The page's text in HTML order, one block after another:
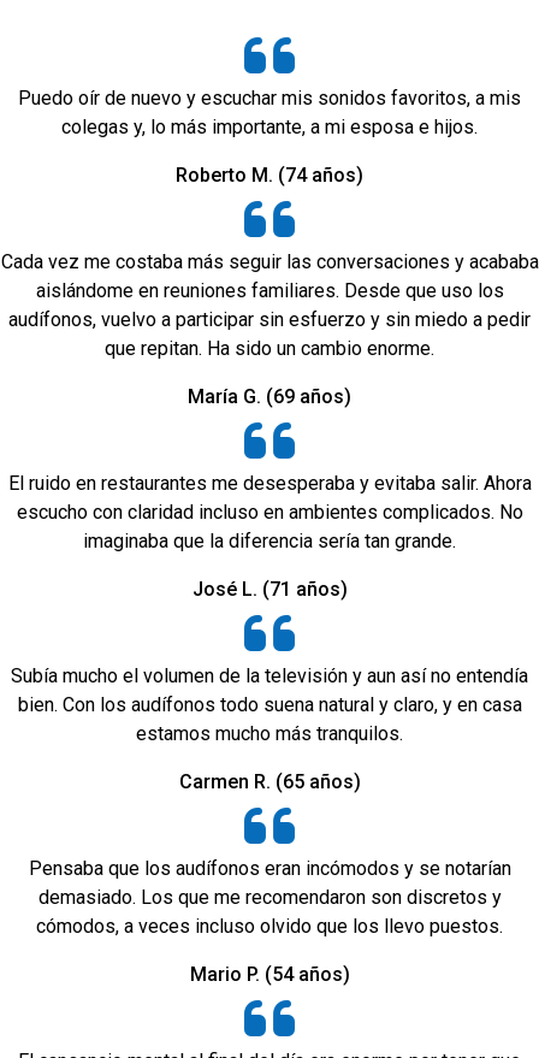
Puedo oír de nuevo y escuchar mis sonidos favoritos, a mis
colegas y, lo más importante, a mi esposa e hijos.
Roberto M. (74 años)
Cada vez me costaba más seguir las conversaciones y acababa
aislándome en reuniones familiares. Desde que uso los
audífonos, vuelvo a participar sin esfuerzo y sin miedo a pedir
que repitan. Ha sido un cambio enorme.
María G. (69 años)
El ruido en restaurantes me desesperaba y evitaba salir. Ahora
escucho con claridad incluso en ambientes complicados. No
imaginaba que la diferencia sería tan grande.
José L. (71 años)
Subía mucho el volumen de la televisión y aun así no entendía
bien. Con los audífonos todo suena natural y claro, y en casa
estamos mucho más tranquilos.
Carmen R. (65 años)
Pensaba que los audífonos eran incómodos y se notarían
demasiado. Los que me recomendaron son discretos y
cómodos, a veces incluso olvido que los llevo puestos.
Mario P. (54 años)